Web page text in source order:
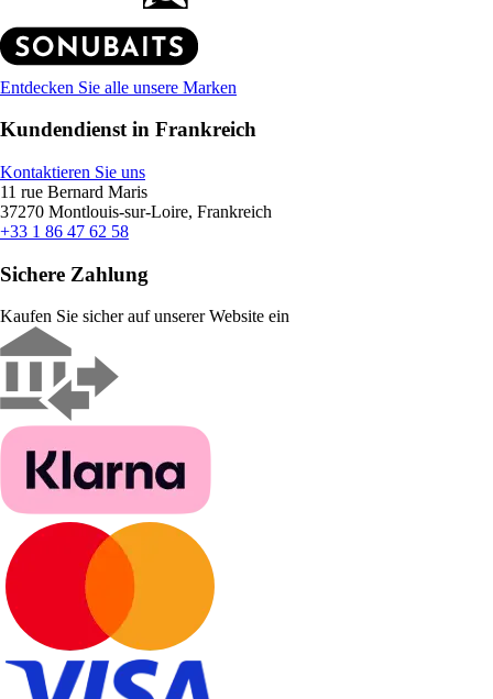
Entdecken Sie alle unsere Marken
Kundendienst in Frankreich
Kontaktieren Sie uns
11 rue Bernard Maris
37270 Montlouis-sur-Loire, Frankreich
+33 1 86 47 62 58
Sichere Zahlung
Kaufen Sie sicher auf unserer Website ein